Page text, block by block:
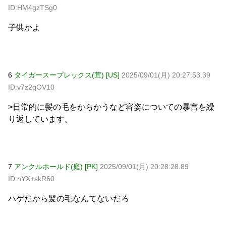
ID:HM4gzTSg0
子供かよ
6 タイガースープレックス(茸) [US] 2025/09/01(月) 20:27:53.39
ID:v7z2qOV10
>日常的に髪の毛をからかうなど容姿についての暴言を繰
り返しています。
7 アンクルホールド(庭) [PK] 2025/09/01(月) 20:28:28.89
ID:nYX+skR60
ハゲだから髪の毛なんてないだろ